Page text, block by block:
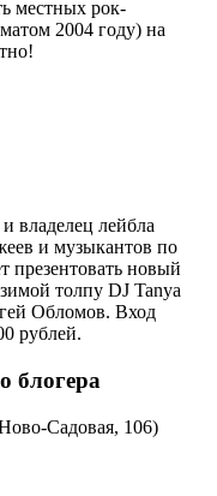
местных рок-
2004 году) на
владелец лейбла
и музыкантов по
презентовать новый
толпу DJ Tanya
Обломов. Вход
рублей.
блогера
Садовая, 106)